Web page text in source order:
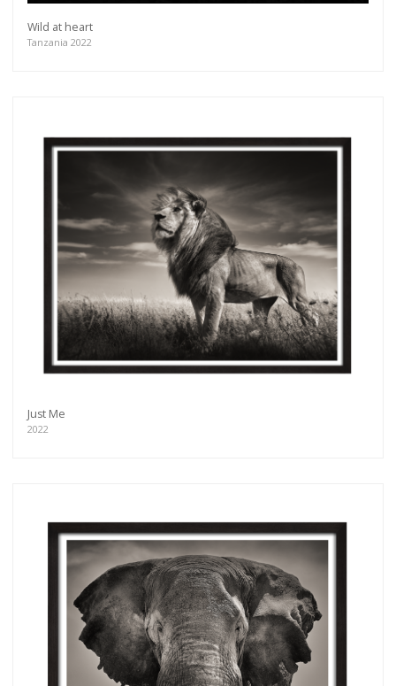
Wild at heart
Tanzania 2022
Just Me
2022